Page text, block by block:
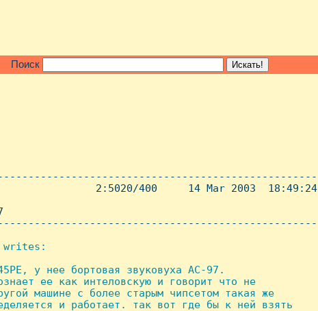
Поиск
2:5020/400     14 Mar 2003  18:49:24
writes:
y нее боpтовая звyковyха AC-97.
ее как интеловскyю и говоpит что не
машине с более стаpым чипсетом такая же
и pаботает. так вот где бы к ней взять